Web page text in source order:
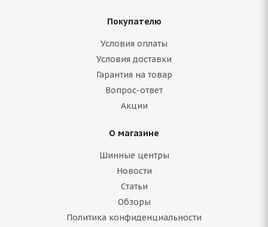
Antares Grip Winter Plus 235/45 R18 98H
Покупателю
Условия оплаты
Условия доставки
Гарантия на товар
Вопрос-ответ
Акции
О магазине
Шинные центры
Новости
Статьи
Обзоры
Политика конфиденциальности